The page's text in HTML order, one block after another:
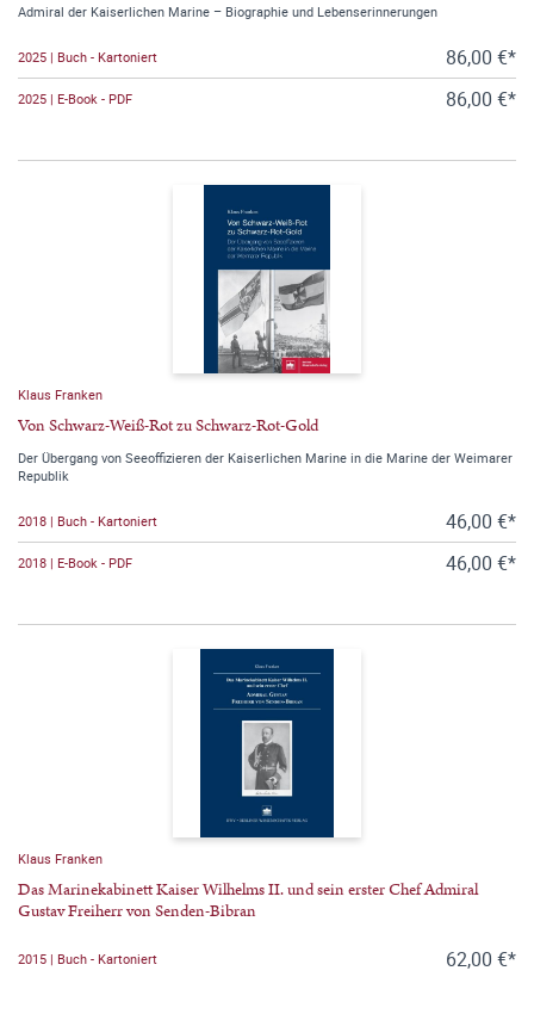
Admiral der Kaiserlichen Marine – Biographie und Lebenserinnerungen
2025 | Buch - Kartoniert 86,00 €*
2025 | E-Book - PDF 86,00 €*
Klaus Franken
Von Schwarz-Weiß-Rot zu Schwarz-Rot-Gold
Der Übergang von Seeoffizieren der Kaiserlichen Marine in die Marine der Weimarer
Republik
2018 | Buch - Kartoniert 46,00 €*
2018 | E-Book - PDF 46,00 €*
Klaus Franken
Das Marinekabinett Kaiser Wilhelms II. und sein erster Chef Admiral
Gustav Freiherr von Senden-Bibran
2015 | Buch - Kartoniert 62,00 €*